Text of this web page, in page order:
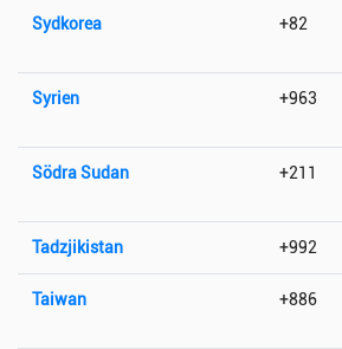
Sydkorea +82
Syrien +963
Södra Sudan +211
Tadzjikistan +992
Taiwan +886